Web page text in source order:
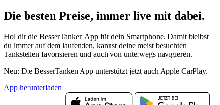
Die besten Preise, immer live mit dabei.
Hol dir die BesserTanken App für dein Smartphone. Damit bleibst
du immer auf dem laufenden, kannst deine meist besuchten
Tankstellen favorisieren und auch von unterwegs navigieren.
Neu: Die BesserTanken App unterstützt jetzt auch Apple CarPlay.
App herunterladen